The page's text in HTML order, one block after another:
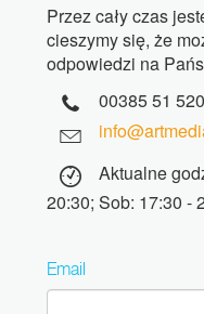
Przez cały czas
cieszymy się, że
odpowiedzi na
00385 51
Aktualne
20:30; Sob: 17:30 -
Email